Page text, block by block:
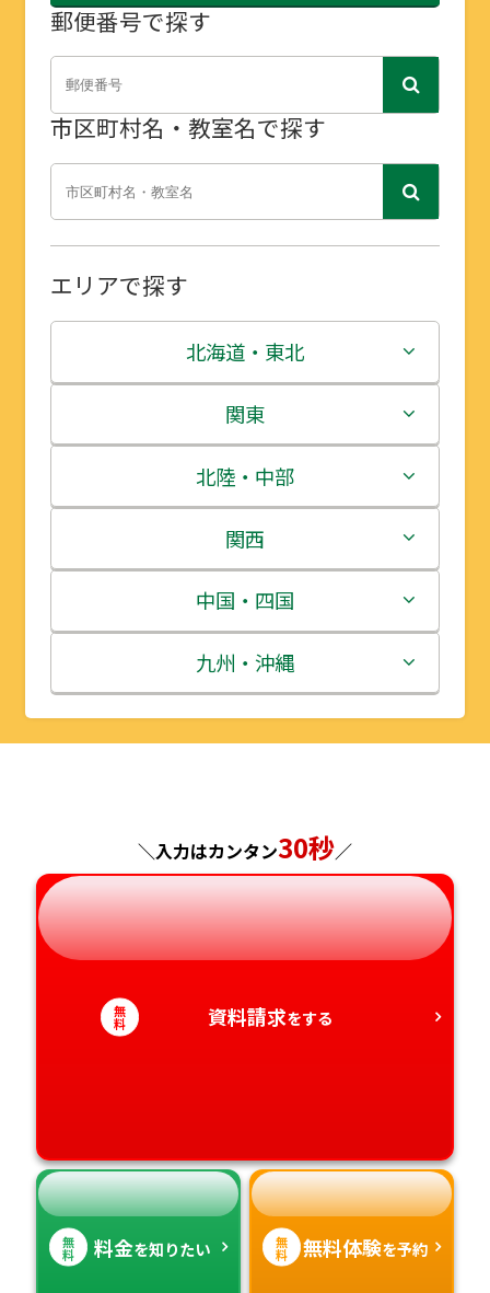
郵便番号で探す
市区町村名・教室名で探す
エリアで探す
北海道・東北
北海道
青森県
岩手県
宮城県
秋田県
山形県
関東
茨城県
栃木県
群馬県
埼玉県
千葉県
神奈川県
北陸・中部
新潟県
富山県
石川県
福井県
長野県
岐阜県
静岡県
愛知県
関西
三重県
滋賀県
京都府
兵庫県
奈良県
和歌山県
中国・四国
鳥取県
島根県
広島県
山口県
徳島県
香川県
九州・沖縄
福岡県
長崎県
熊本県
大分県
宮崎県
＼入力はカンタン30秒／
無
料 資料請求をする
無
料 料金を知りたい 無
料 無料体験を予約